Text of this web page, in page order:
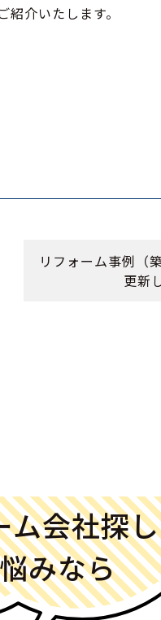
介いたします。
リフォーム事例（
更新
ム会社探
みなら